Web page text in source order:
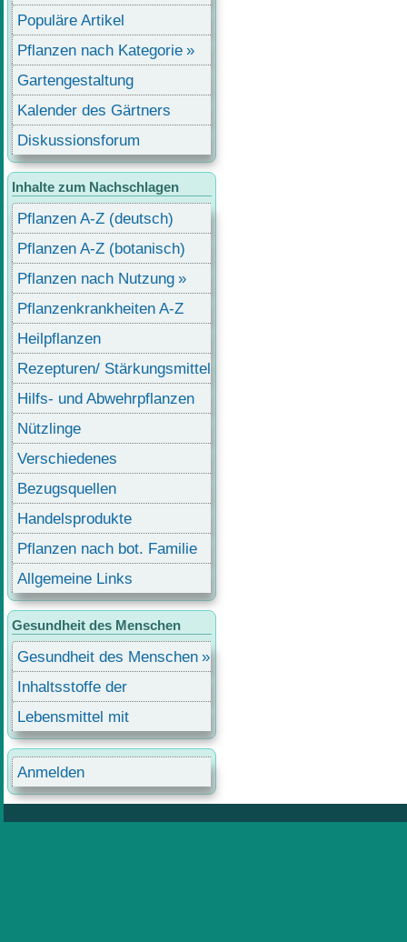
Populäre Artikel
Pflanzen nach Kategorie
Gartengestaltung
Kalender des Gärtners
Diskussionsforum
Inhalte zum Nachschlagen
Pflanzen A-Z (deutsch)
Pflanzen A-Z (botanisch)
Pflanzen nach Nutzung
Pflanzenkrankheiten A-Z
Heilpflanzen
Rezepturen/ Stärkungsmittel
Hilfs- und Abwehrpflanzen
Nützlinge
Verschiedenes
Bezugsquellen
Handelsprodukte
Pflanzen nach bot. Familie
Allgemeine Links
Gesundheit des Menschen
Gesundheit des Menschen
Inhaltsstoffe der
Lebensmittel
Lebensmittel mit
Inhaltsstoffen
Benutzermenü
Anmelden